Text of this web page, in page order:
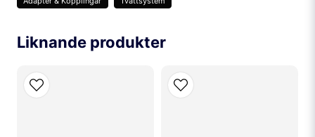
email
Mejladress
Liknande produkter